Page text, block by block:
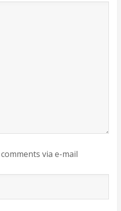
via e-mail